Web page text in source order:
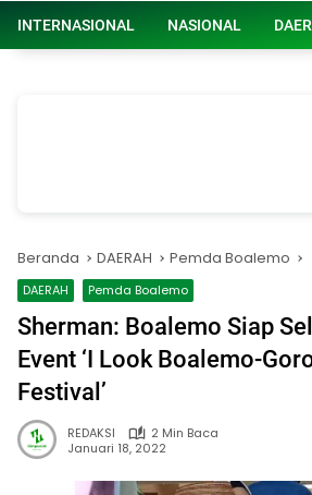
INTERNASIONAL NASIONAL
Beranda DAERAH Pemda Boalemo
DAERAH Pemda Boalemo
Sherman: Boalemo Siap
Event ‘I Look Boalemo-
Festival’
REDAKSI
2 Min Baca
Januari 18, 2022